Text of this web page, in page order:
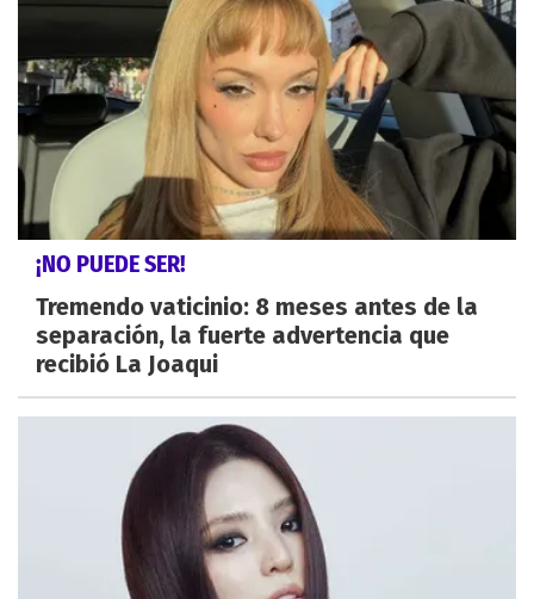
¡NO PUEDE SER!
Tremendo vaticinio: 8 meses antes de la
separación, la fuerte advertencia que
recibió La Joaqui